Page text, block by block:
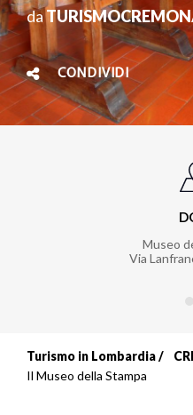
da
CONDIVIDI
Museo
Via
Briciole
Turismo in Lombardia
Il Museo della Stampa